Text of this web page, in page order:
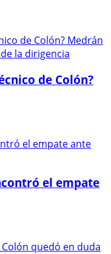
de Colón?
el empate